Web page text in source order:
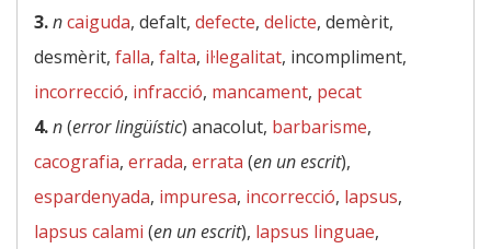
3.ncaiguda, defalt, defecte, delicte, demèrit,
desmèrit, falla, falta, il·legalitat, incompliment,
incorrecció, infracció, mancament, pecat
4.n(error lingüístic) anacolut, barbarisme,
cacografia, errada, errata (en un escrit),
espardenyada, impuresa, incorrecció, lapsus,
lapsus calami (en un escrit), lapsus linguae,